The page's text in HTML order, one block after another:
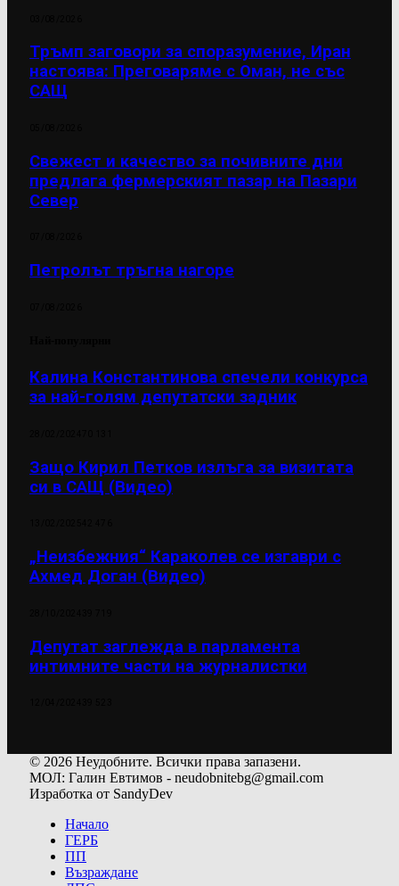
Тръмп заговори за споразумение, Иран
настоява: Преговаряме с Оман, не със
САЩ
Свежест и качество за почивните дни
предлага фермерският пазар на Пазари
Север
Петролът тръгна нагоре
Калина Константинова спечели конкурса
за най-голям депутатски задник
Защо Кирил Петков излъга за визитата
си в САЩ (Видео)
„Неизбежния“ Караколев се изгаври с
Ахмед Доган (Видео)
Депутат заглежда в парламента
интимните части на журналистки
© 2026 Неудобните. Всички права запазени.
МОЛ: Галин Евтимов - neudobnitebg@gmail.com
Изработка от SandyDev
Начало
ГЕРБ
ПП
Възраждане